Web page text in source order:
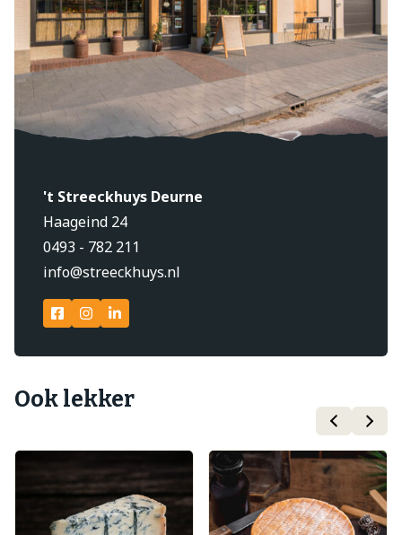
't Streeckhuys Deurne
Haageind 24
0493 - 782 211
info@streeckhuys.nl
Ook lekker